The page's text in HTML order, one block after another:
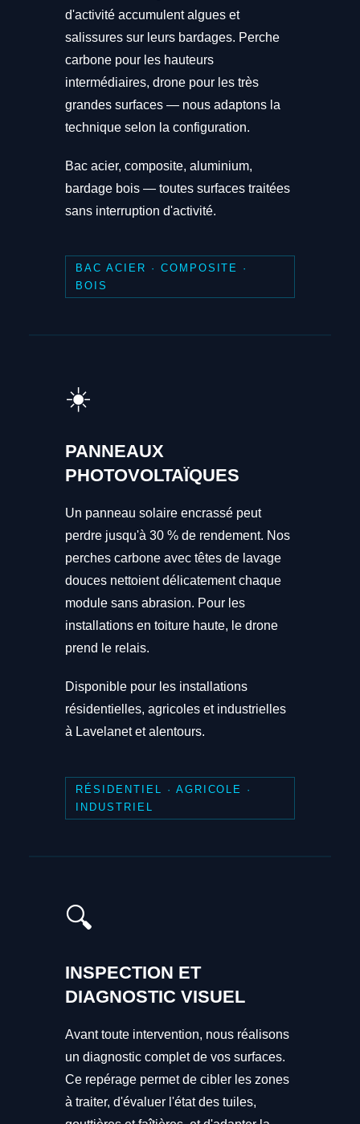
d'activité accumulent algues et
salissures sur leurs bardages. Perche
carbone pour les hauteurs
intermédiaires, drone pour les très
grandes surfaces — nous adaptons la
technique selon la configuration.
Bac acier, composite, aluminium,
bardage bois — toutes surfaces traitées
sans interruption d'activité.
BAC ACIER · COMPOSITE ·
BOIS
☀️
PANNEAUX
PHOTOVOLTAÏQUES
Un panneau solaire encrassé peut
perdre jusqu'à 30 % de rendement. Nos
perches carbone avec têtes de lavage
douces nettoient délicatement chaque
module sans abrasion. Pour les
installations en toiture haute, le drone
prend le relais.
Disponible pour les installations
résidentielles, agricoles et industrielles
à Lavelanet et alentours.
RÉSIDENTIEL · AGRICOLE ·
INDUSTRIEL
🔍
INSPECTION ET
DIAGNOSTIC VISUEL
Avant toute intervention, nous réalisons
un diagnostic complet de vos surfaces.
Ce repérage permet de cibler les zones
à traiter, d'évaluer l'état des tuiles,